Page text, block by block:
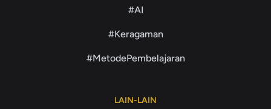
#AI
#Keragaman
#MetodePembelajaran
LAIN-LAIN